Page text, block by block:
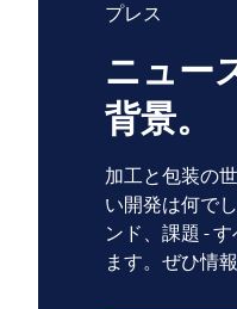
プレス
ニュー
背景。
加工と包装の
い開発は何で
ンド、課題 -
ます。ぜひ情